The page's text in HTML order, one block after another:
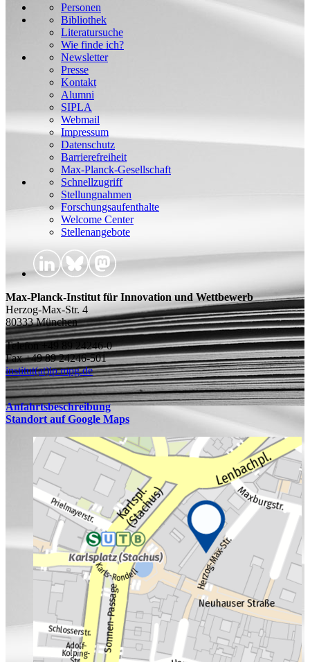
Personen
Bibliothek
Literatursuche
Wie finde ich?
Newsletter
Presse
Kontakt
Alumni
SIPLA
Webmail
Impressum
Datenschutz
Barrierefreiheit
Max-Planck-Gesellschaft
Schnellzugriff
Stellungnahmen
Forschungsaufenthalte
Welcome Center
Stellenangebote
Max-Planck-Institut für Innovation und Wettbewerb
Herzog-Max-Str. 4
80333 München
Telefon +49 89 24246-0
Fax +49 89 24246-501
institut(at)ip.mpg.de
Anfahrtsbeschreibung
Standort auf Google Maps